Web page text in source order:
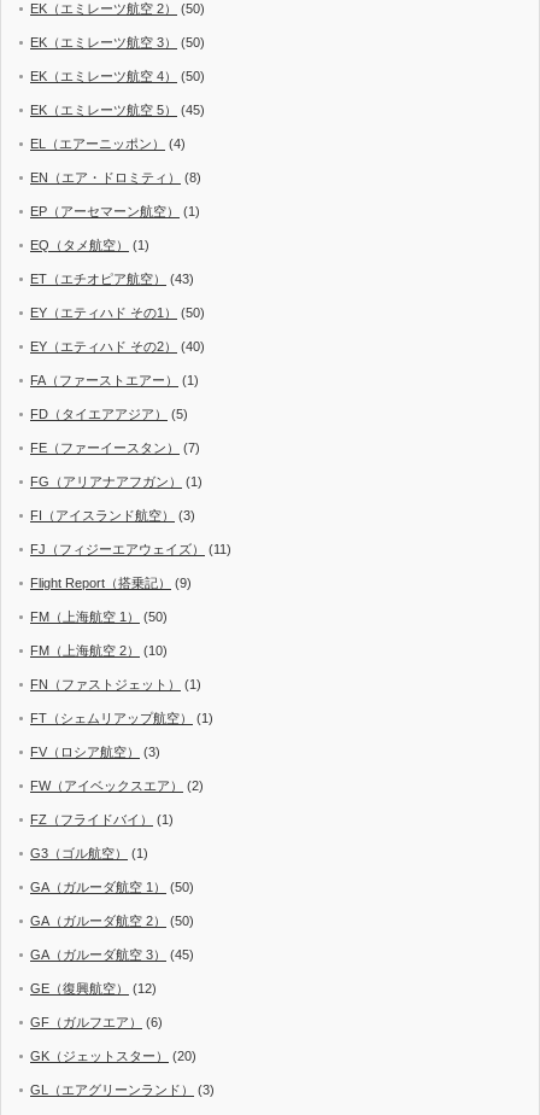
EK（エミレーツ航空 2） (50)
EK（エミレーツ航空 3） (50)
EK（エミレーツ航空 4） (50)
EK（エミレーツ航空 5） (45)
EL（エアーニッポン） (4)
EN（エア・ドロミティ） (8)
EP（アーセマーン航空） (1)
EQ（タメ航空） (1)
ET（エチオピア航空） (43)
EY（エティハド その1） (50)
EY（エティハド その2） (40)
FA（ファーストエアー） (1)
FD（タイエアアジア） (5)
FE（ファーイースタン） (7)
FG（アリアナアフガン） (1)
FI（アイスランド航空） (3)
FJ（フィジーエアウェイズ） (11)
Flight Report（搭乗記） (9)
FM（上海航空 1） (50)
FM（上海航空 2） (10)
FN（ファストジェット） (1)
FT（シェムリアップ航空） (1)
FV（ロシア航空） (3)
FW（アイベックスエア） (2)
FZ（フライドバイ） (1)
G3（ゴル航空） (1)
GA（ガルーダ航空 1） (50)
GA（ガルーダ航空 2） (50)
GA（ガルーダ航空 3） (45)
GE（復興航空） (12)
GF（ガルフエア） (6)
GK（ジェットスター） (20)
GL（エアグリーンランド） (3)